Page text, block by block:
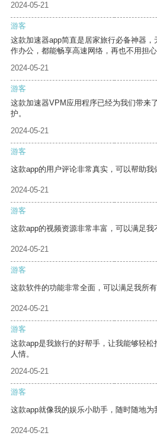
2024-05-21
游客
这款加速器app简直是居家旅行必备神器
作办公，都能畅享高速网络，再也不用担心
2024-05-21
游客
这款加速器VPM应用程序已经为我们带来
护。
2024-05-21
游客
这款app的用户评论非常真实，可以帮助我
2024-05-21
游客
这款app的视频资源非常丰富，可以满足我
2024-05-21
游客
这款软件的功能非常全面，可以满足我所有
2024-05-21
游客
这款app是我旅行的好帮手，让我能够轻
人情。
2024-05-21
游客
这款app就像我的娱乐小助手，随时随地为
2024-05-21